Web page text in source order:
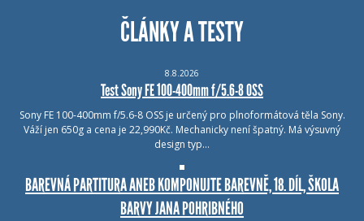
ČLÁNKY A TESTY
8.8.2026
Test Sony FE 100-400mm f/5.6-8 OSS
Sony FE 100-400mm f/5.6-8 OSS je určený pro plnoformátová těla Sony.
Váží jen 650g a cena je 22,990Kč. Mechanicky není špatný. Má výsuvný
design typ…
BAREVNÁ PARTITURA ANEB KOMPONUJTE BAREVNĚ, 18. DÍL, ŠKOLA
BARVY JANA POHRIBNÉHO